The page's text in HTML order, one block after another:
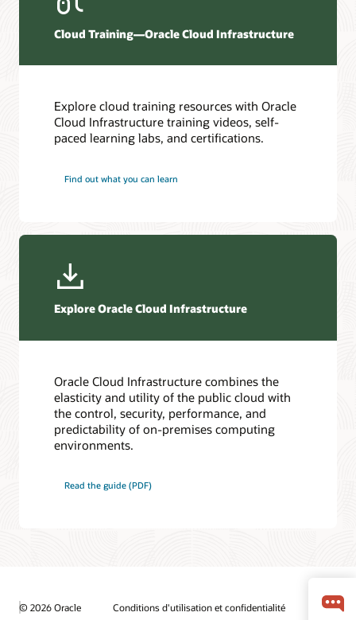
Cloud Training—Oracle Cloud Infrastructure
Explore cloud training resources with Oracle
Cloud Infrastructure training videos, self-
paced learning labs, and certifications.
Find out what you can learn
Explore Oracle Cloud Infrastructure
Oracle Cloud Infrastructure combines the
elasticity and utility of the public cloud with
the control, security, performance, and
predictability of on-premises computing
environments.
Read the guide (PDF)
© 2026 Oracle Conditions d'utilisation et confidentialité